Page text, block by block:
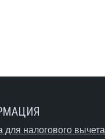
для налогового вычета